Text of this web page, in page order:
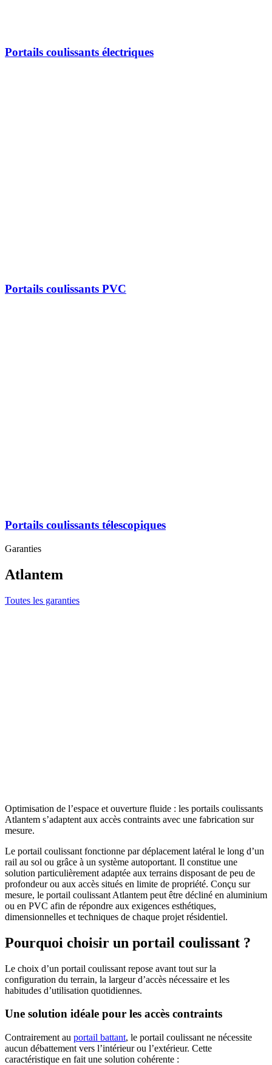
Portails coulissants électriques
Portails coulissants PVC
Portails coulissants télescopiques
Garanties
Atlantem
Toutes les garanties
Optimisation de l’espace et ouverture fluide : les portails coulissants
Atlantem s’adaptent aux accès contraints avec une fabrication sur
mesure.
Le portail coulissant fonctionne par déplacement latéral le long d’un
rail au sol ou grâce à un système autoportant. Il constitue une
solution particulièrement adaptée aux terrains disposant de peu de
profondeur ou aux accès situés en limite de propriété. Conçu sur
mesure, le portail coulissant Atlantem peut être décliné en aluminium
ou en PVC afin de répondre aux exigences esthétiques,
dimensionnelles et techniques de chaque projet résidentiel.
Pourquoi choisir un portail coulissant ?
Le choix d’un portail coulissant repose avant tout sur la
configuration du terrain, la largeur d’accès nécessaire et les
habitudes d’utilisation quotidiennes.
Une solution idéale pour les accès contraints
Contrairement au portail battant, le portail coulissant ne nécessite
aucun débattement vers l’intérieur ou l’extérieur. Cette
caractéristique en fait une solution cohérente :